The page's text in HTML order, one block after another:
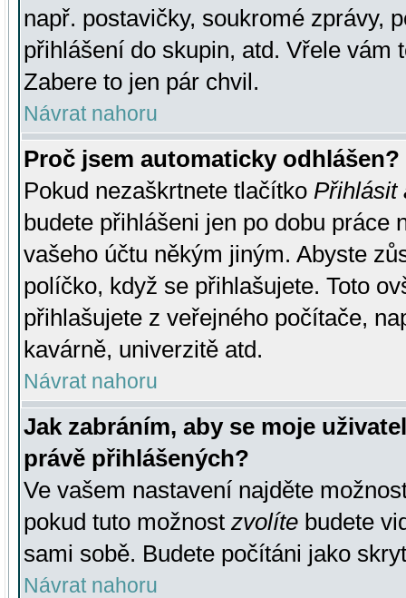
např. postavičky, soukromé zprávy,
přihlášení do skupin, atd. Vřele vám
Zabere to jen pár chvil.
Návrat nahoru
Proč jsem automaticky odhlášen?
Pokud nezaškrtnete tlačítko Přihlásit
budete přihlášeni jen po dobu práce
vašeho účtu někým jiným. Abyste
políčko, když se přihlašujete. Toto
přihlašujete z veřejného počítače,
kavárně, univerzitě atd.
Návrat nahoru
Jak zabráním, aby se moje
právě přihlášených?
Ve vašem nastavení najděte
pokud tuto možnost zvolíte budete
sami sobě. Budete počítáni jako
Návrat nahoru